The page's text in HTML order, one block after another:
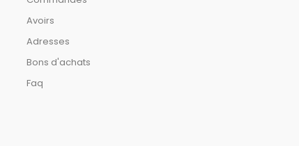
Avoirs
Adresses
Bons d'achats
Faq